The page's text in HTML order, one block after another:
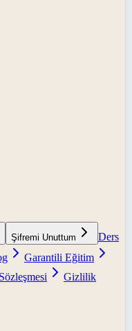
Şifremi Unuttum
Ders
Garantili Eğitim
Gizlilik